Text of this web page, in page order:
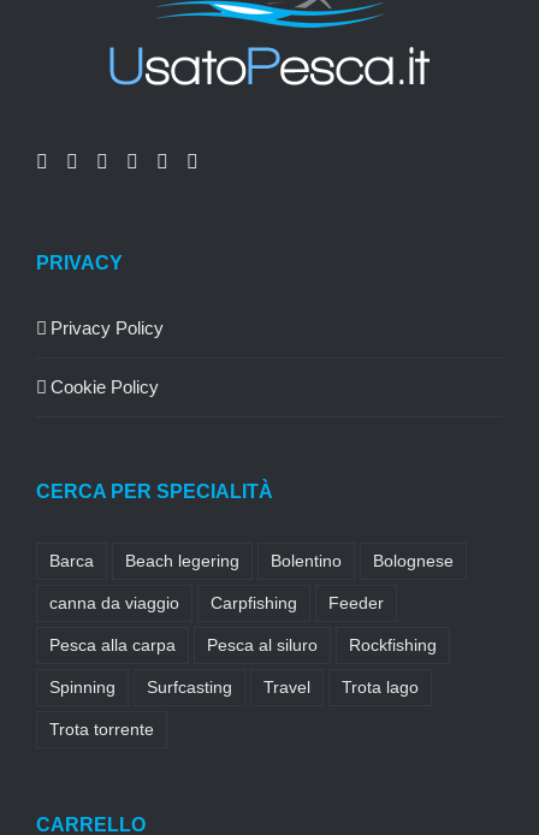
PRIVACY
Privacy Policy
Cookie Policy
CERCA PER SPECIALITÀ
Barca Beach legering Bolentino Bolognese
canna da viaggio Carpfishing Feeder
Pesca alla carpa Pesca al siluro Rockfishing
Spinning Surfcasting Travel Trota lago
Trota torrente
CARRELLO